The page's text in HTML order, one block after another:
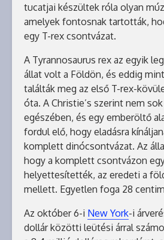
tucatjai készültek róla olyan
amelyek fontosnak tartották,
egy T-rex csontvázat.
A Tyrannosaurus rex az egyik
állat volt a Földön, és eddig
találták meg az első T-rex-
óta. A Christie’s szerint nem
egészében, és egy emberöltő
fordul elő, hogy eladásra
komplett dinócsontvázat. Az
hogy a komplett csontvázon
helyettesítették, az eredeti a
mellett. Egyetlen foga 28
Az október 6-i New York-i
dollár közötti leütési árral